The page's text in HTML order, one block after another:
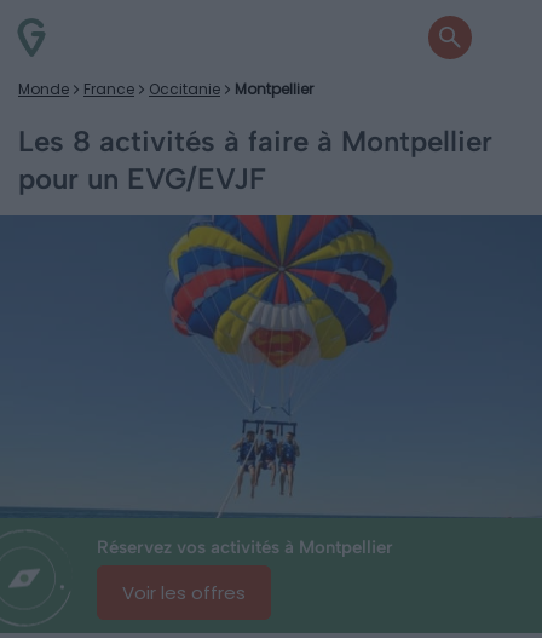
Monde France Occitanie Montpellier
Les 8 activités à faire à Montpellier
pour un EVG/EVJF
Réservez vos activités à Montpellier
Voir les offres